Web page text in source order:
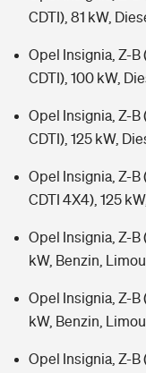
CDTI), 81 kW,
Opel Insignia, Z-B
CDTI), 100 kW,
Opel Insignia, Z-B
CDTI), 125 kW,
Opel Insignia, Z-B
CDTI 4X4), 125
Opel Insignia, Z-B
kW, Benzin,
Opel Insignia, Z-B
kW, Benzin,
Opel Insignia, Z-B